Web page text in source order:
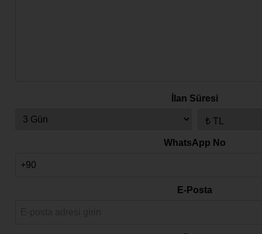
İlan Süresi
WhatsApp No
E-Posta